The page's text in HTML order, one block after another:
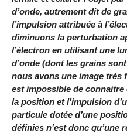
d’onde, autrement dit de
l’impulsion attribuée à
diminuons la perturbation
l’électron en utilisant une
d’onde (dont les grains
nous avons une image
est impossible de
la position et l’impulsion
particule dotée d’une
définies n’est donc qu’une